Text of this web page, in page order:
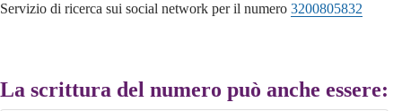
Servizio di ricerca sui social network per il numero 3200805832
La scrittura del numero può anche essere: